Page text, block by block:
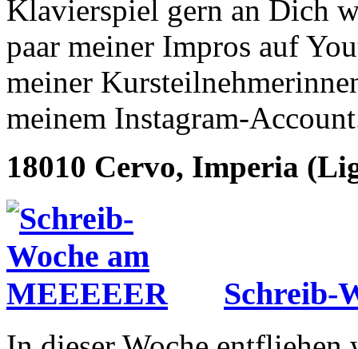
Klavierspiel gern an Dich
paar meiner Impros auf
meiner
meinem Instagram-
18010 Cervo, Imperia
Schreib-